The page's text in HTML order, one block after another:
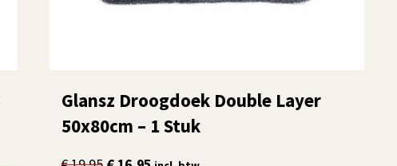
Glansz Droogdoek Double Layer
50x80cm – 1 Stuk